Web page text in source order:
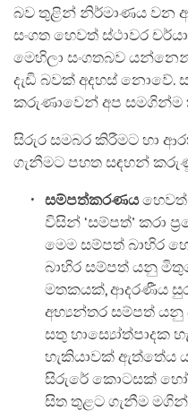
බව තුළින් නිර්මාණය වන
සංගත හෙවත් ස්ථාවර
මෙහිලා සංගතබව
දැඩි බවක් අදහස් නොවේ.
කරුණාවෙන් අප සමගින්ම
සිරුර සමබර කිරීමට හා
ගැනීමට පහත සඳහන්
සම්පත්කරණයහෙවත්
විසින් ‘සම්පත්’ කරා
මෙම සම්පත් බාහිර
බාහිර සම්පත් යනු
මතකයක්, ආදරණීය
අභ්‍යන්තර සම්පත්
සතු හාස්‍යෝත්පාදක
හැකියාවක් ඇත්තේය
සිරුරේ කොටසක් හෝ
සිත තුළට ගැනීම මගින්